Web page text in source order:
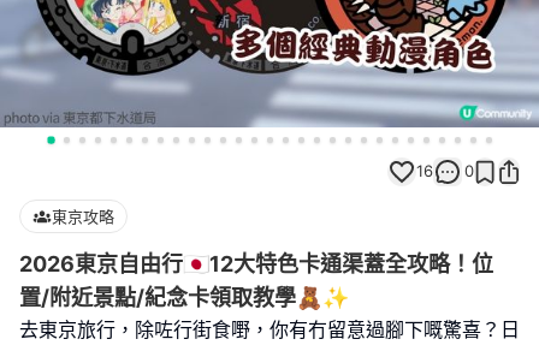
16 0
東京攻略
2026東京自由行🇯🇵12大特色卡通渠蓋全攻略！位
置/附近景點/紀念卡領取教學🧸✨
去東京旅行，除咗行街食嘢，你有冇留意過腳下嘅驚喜？日